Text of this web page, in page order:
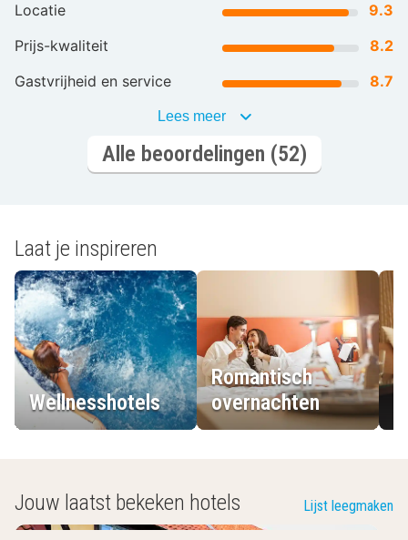
Locatie
9.3
Prijs-kwaliteit
8.2
Gastvrijheid en service
8.7
Lees meer
Alle beoordelingen (52)
Laat je inspireren
Wellnesshotels
Romantisch
overnachten
Jouw laatst bekeken hotels Lijst leegmaken